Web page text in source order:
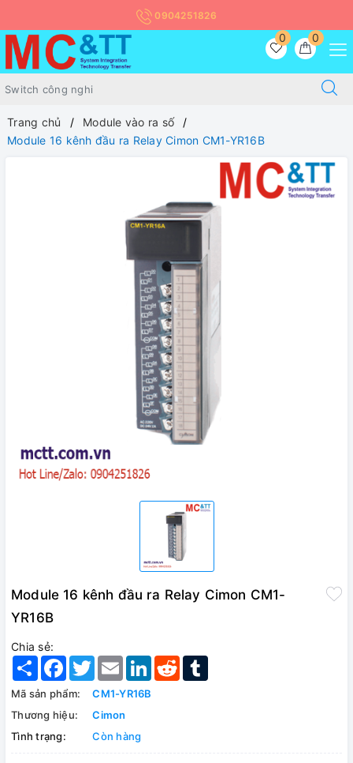
0904251826
0
0
Trang chủ
Module vào ra số
Module 16 kênh đầu ra Relay Cimon CM1-YR16B
Module 16 kênh đầu ra Relay Cimon CM1-
YR16B
Chia sẻ:
Share Facebook
TwitterEmail LinkedInReddit
Mã sản phẩm:
CM1-YR16B
Thương hiệu:
Cimon
Tình trạng:
Còn hàng